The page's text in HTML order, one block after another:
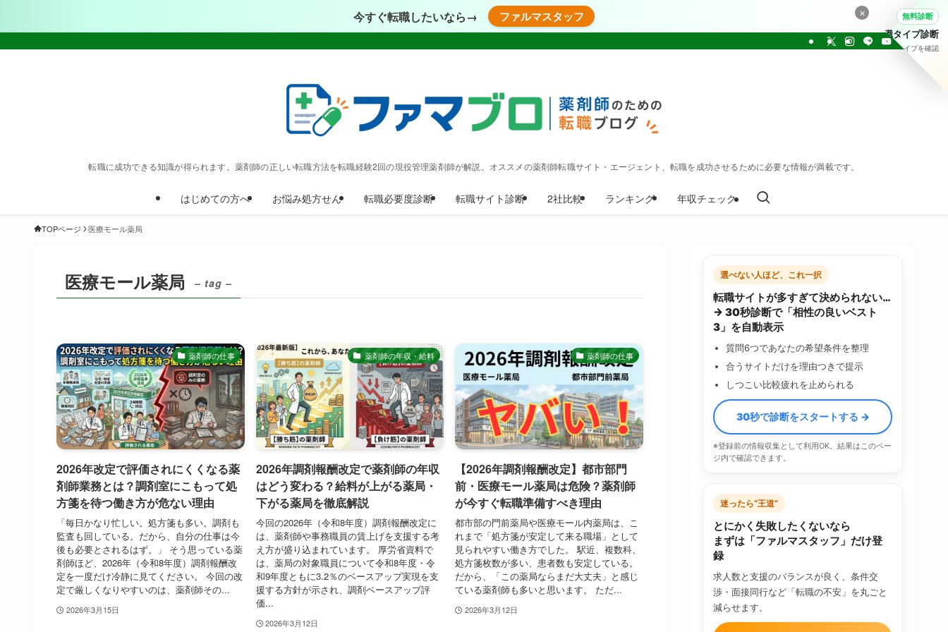
今すぐ転職したいなら→ ファルマスタッフ
転職に成功できる知識が得られます。薬剤師の正しい転職方法を転職経験2回の現役管理薬剤師が解説。オススメの薬剤師転職サイト・エージェント、転職を成功させるために必要な情報が満載です。
はじめての方へ お悩み処方せん 転職必要度診断 転職サイト診断 2社比較 ランキング 年収チェック
TOPページ 医療モール薬局
医療モール薬局 – tag –
薬剤師の仕事
2026年改定で評価されにくくなる薬
剤師業務とは？調剤室にこもって処
方箋を待つ働き方が危ない理由
「毎日かなり忙しい。処方箋も多い。調剤も
監査も回している。だから、自分の仕事は今
後も必要とされるはず。」 そう思っている薬
剤師ほど、2026年（令和8年度）調剤報酬改
定を一度だけ冷静に見てください。 今回の改
定で厳しくなりやすいのは、薬剤師その...
2026年3月15日
薬剤師の年収・給料
2026年調剤報酬改定で薬剤師の年収
はどう変わる？給料が上がる薬局・
下がる薬局を徹底解説
今回の2026年（令和8年度）調剤報酬改定に
は、薬剤師や事務職員の賃上げを支援する考
え方が盛り込まれています。 厚労省資料で
は、薬局の対象職員について令和8年度・令
和9年度ともに3.2％のベースアップ実現を支
援する方針が示され、調剤ベースアップ評
価...
2026年3月12日
薬剤師の仕事
【2026年調剤報酬改定】都市部門
前・医療モール薬局は危険？薬剤師
が今すぐ転職準備すべき理由
都市部の門前薬局や医療モール内薬局は、こ
れまで「処方箋が安定して来る職場」として
見られやすい働き方でした。 駅近、複数科、
処方箋枚数が多い、患者数も安定している。
だから、「この薬局ならまだ大丈夫」と感じ
ている薬剤師も多いと思います。 ただ...
2026年3月12日
選べない人ほど、これ一択
転職サイトが多すぎて決められない…
→ 30秒診断で「相性の良いベスト
3」を自動表示
質問6つであなたの希望条件を整理
合うサイトだけを理由つきで提示
しつこい比較疲れを止められる
30秒で診断をスタートする →
※登録前の情報収集として利用OK。結果はこのペー
ジ内で確認できます。
迷ったら“王道”
とにかく失敗したくないなら
まずは「ファルマスタッフ」だけ登
録
求人数と支援のバランスが良く、条件交
渉・面接同行など「転職の不安」を丸ごと
減らせます。
× 無料診断
転職タイプ診断
30問でタイプを確認